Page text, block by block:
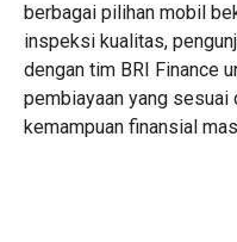
berbagai pilihan mobil
inspeksi kualitas,
dengan tim BRI Finance
pembiayaan yang sesuai
kemampuan finansial